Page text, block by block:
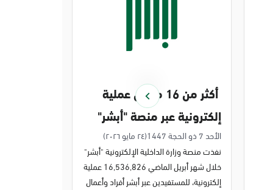
أكثر من 16 مليون عملية
إلكترونية عبر منصة "أبشر"
في أبريل 2026م
الأحد 7 ذو الحجة 1447
(٢٤ مايو ٢٠٢٦)
نفذت منصة وزارة الداخلية الإلكترونية "أبشر"
خلال شهر أبريل الماضي 16,536,826 عملية
إلكترونية، للمستفيدين عبر أبشر أفراد وأعمال